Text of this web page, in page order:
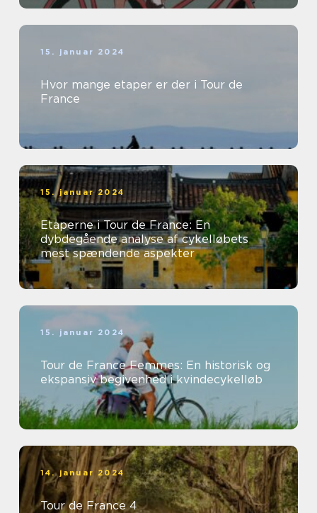
15. januar 2024
Hvor mange etaper er der i Tour de
France
15. januar 2024
Etaperne i Tour de France: En
dybdegående analyse af cykelløbets
mest spændende aspekter
15. januar 2024
Tour de France Femmes: En historisk og
ekspansiv begivenhed i kvindecykelløb
14. januar 2024
Tour de France 4